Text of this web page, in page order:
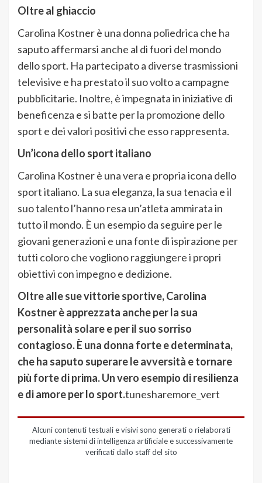
Oltre al ghiaccio
Carolina Kostner è una donna poliedrica che ha
saputo affermarsi anche al di fuori del mondo
dello sport. Ha partecipato a diverse trasmissioni
televisive e ha prestato il suo volto a campagne
pubblicitarie. Inoltre, è impegnata in iniziative di
beneficenza e si batte per la promozione dello
sport e dei valori positivi che esso rappresenta.
Un’icona dello sport italiano
Carolina Kostner è una vera e propria icona dello
sport italiano. La sua eleganza, la sua tenacia e il
suo talento l’hanno resa un’atleta ammirata in
tutto il mondo. È un esempio da seguire per le
giovani generazioni e una fonte di ispirazione per
tutti coloro che vogliono raggiungere i propri
obiettivi con impegno e dedizione.
Oltre alle sue vittorie sportive, Carolina
Kostner è apprezzata anche per la sua
personalità solare e per il suo sorriso
contagioso. È una donna forte e determinata,
che ha saputo superare le avversità e tornare
più forte di prima. Un vero esempio di resilienza
e di amore per lo sport.tunesharemore_vert
Alcuni contenuti testuali e visivi sono generati o rielaborati
mediante sistemi di intelligenza artificiale e successivamente
verificati dallo staff del sito